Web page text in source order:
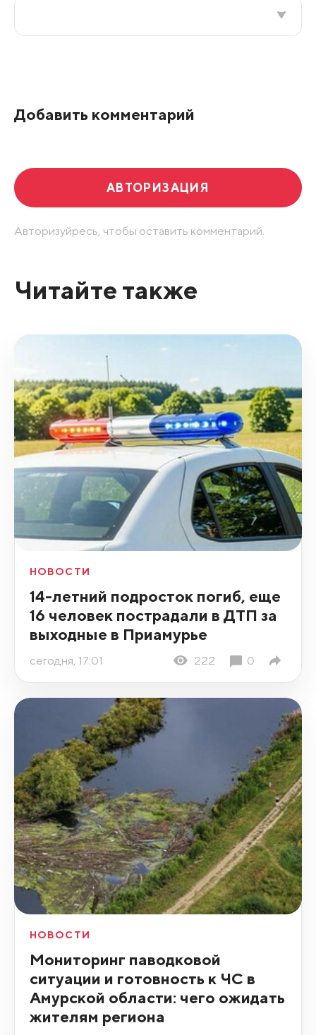
Добавить комментарий
АВТОРИЗАЦИЯ
Авторизуйресь, чтобы оставить комментарий.
Читайте также
НОВОСТИ
14-летний подросток погиб, еще
16 человек пострадали в ДТП за
выходные в Приамурье
сегодня, 17:01 222 0
НОВОСТИ
Мониторинг паводковой
ситуации и готовность к ЧС в
Амурской области: чего ожидать
жителям региона